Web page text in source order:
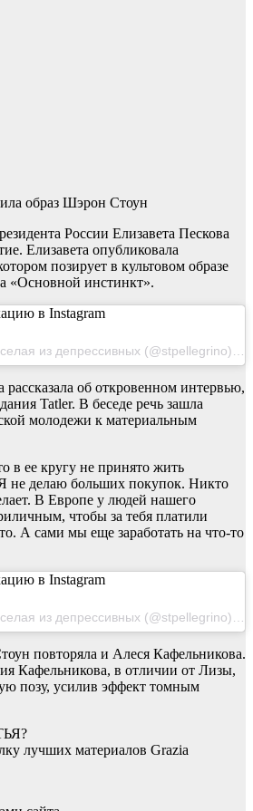
России Елизавета Пескова
Елизавета опубликовала
позирует в культовом образе
«Основной инстинкт».
в Instagram
Публикация от самая веселая из депрессивных (@stpellegrino) 11 Янв 2019 в 6:09 PST
об откровенном интервью,
Tatler. В беседе речь зашла
молодежи к материальным
в ее кругу не принято жить
не делаю больших покупок. Никто
В Европе у людей нашего
чтобы за тебя платили
А сами мы еще заработать на что-то
в Instagram
Публикация от самая веселая из депрессивных (@stpellegrino) 11 Дек 2018 в 7:30 PST
повторяла и Алеся Кафельникова.
Кафельникова, в отличии от Лизы,
позу, усилив эффект томным
лучших материалов Grazia